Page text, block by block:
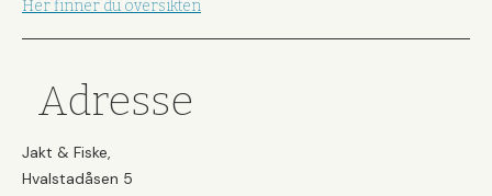
Her finner du oversikten
Adresse
Jakt & Fiske,
Hvalstadåsen 5